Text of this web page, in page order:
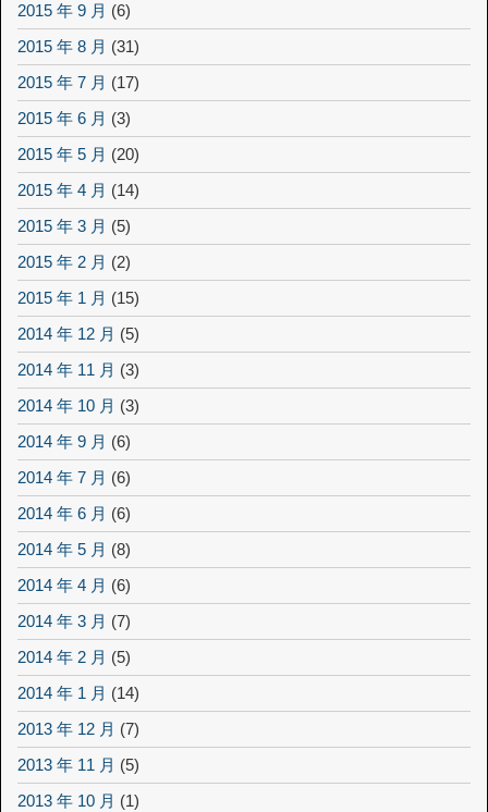
2015 年 9 月 (6)
2015 年 8 月 (31)
2015 年 7 月 (17)
2015 年 6 月 (3)
2015 年 5 月 (20)
2015 年 4 月 (14)
2015 年 3 月 (5)
2015 年 2 月 (2)
2015 年 1 月 (15)
2014 年 12 月 (5)
2014 年 11 月 (3)
2014 年 10 月 (3)
2014 年 9 月 (6)
2014 年 7 月 (6)
2014 年 6 月 (6)
2014 年 5 月 (8)
2014 年 4 月 (6)
2014 年 3 月 (7)
2014 年 2 月 (5)
2014 年 1 月 (14)
2013 年 12 月 (7)
2013 年 11 月 (5)
2013 年 10 月 (1)